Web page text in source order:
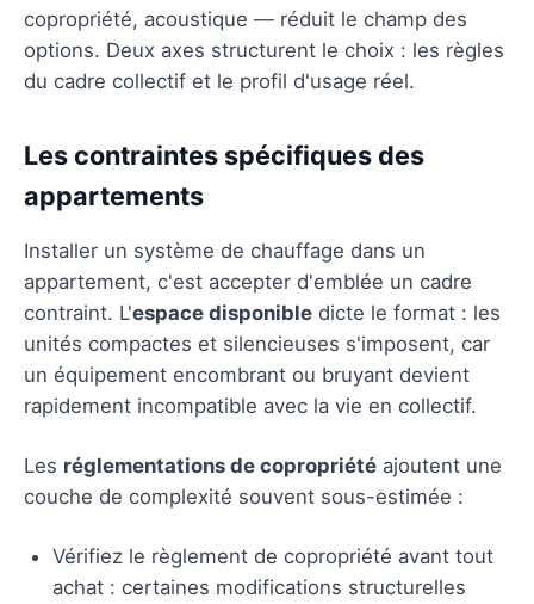
copropriété, acoustique — réduit le champ des
options. Deux axes structurent le choix : les règles
du cadre collectif et le profil d'usage réel.
Les contraintes spécifiques des
appartements
Installer un système de chauffage dans un
appartement, c'est accepter d'emblée un cadre
contraint. L'espace disponible dicte le format : les
unités compactes et silencieuses s'imposent, car
un équipement encombrant ou bruyant devient
rapidement incompatible avec la vie en collectif.
Les réglementations de copropriété ajoutent une
couche de complexité souvent sous-estimée :
Vérifiez le règlement de copropriété avant tout
achat : certaines modifications structurelles